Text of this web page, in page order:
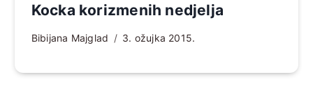
Kocka korizmenih nedjelja
Bibijana Majglad 3. ožujka 2015.